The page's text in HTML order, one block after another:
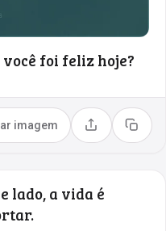
foi feliz hoje?
imagem Compartilhar
Copiar
lado, a vida é